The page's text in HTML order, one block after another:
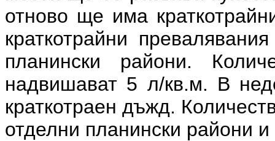
отново ще има
краткотрайни
планински райони.
надвишават 5 л/кв.м. В
краткотраен дъжд.
отделни планински райони